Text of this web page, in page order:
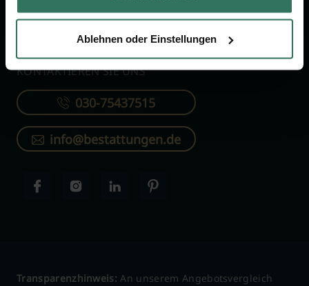
Ablehnen oder Einstellungen
KONTAKTIEREN SIE UNS
030-75437515
info@bestattungen.de
Transparenzhinweis: An unserem Angebotsvergleich